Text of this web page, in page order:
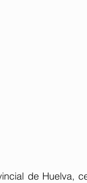
de Huelva,